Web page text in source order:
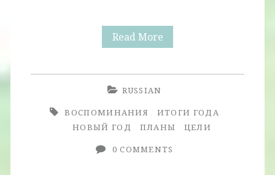
Read More2016:
RUSSIAN
ВОСПОМИНАНИЯ
ИТОГИ ГОДА
НОВЫЙ ГОД
ПЛАНЫ
ЦЕЛИ
0 COMMENTS